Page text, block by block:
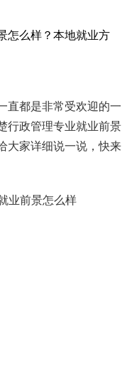
怎么样？本地就业方
直都是非常受欢迎的一
行政管理专业就业前景
大家详细说一说，快来